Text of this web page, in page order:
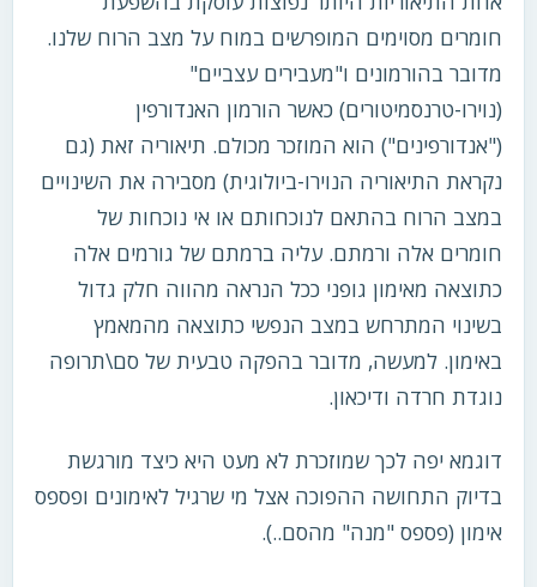
חומרים מסוימים המופרשים במוח על מצב הרוח שלנו.
מדובר בהורמונים ו"מעבירים עצביים"
(נוירו-טרנסמיטורים) כאשר הורמון האנדורפין
("אנדורפינים") הוא המוזכר מכולם. תיאוריה זאת (גם
נקראת התיאוריה הנוירו-ביולוגית) מסבירה את השינויים
במצב הרוח בהתאם לנוכחותם או אי נוכחות של
חומרים אלה ורמתם. עליה ברמתם של גורמים אלה
כתוצאה מאימון גופני ככל הנראה מהווה חלק גדול
בשינוי המתרחש במצב הנפשי כתוצאה מהמאמץ
באימון. למעשה, מדובר בהפקה טבעית של סם\תרופה
נוגדת חרדה ודיכאון.
דוגמא יפה לכך שמוזכרת לא מעט היא כיצד מורגשת
בדיוק התחושה ההפוכה אצל מי שרגיל לאימונים ופספס
אימון (פספס "מנה" מהסם..).